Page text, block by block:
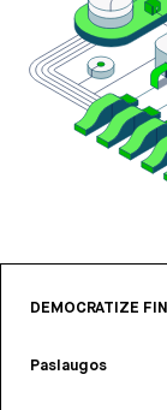
DEMOCRATIZE
Paslaugos